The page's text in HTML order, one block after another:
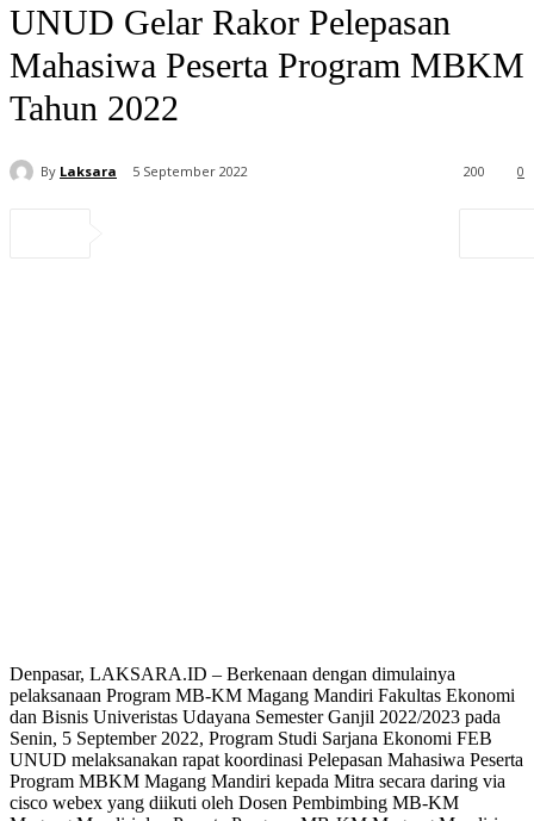
UNUD Gelar Rakor Pelepasan
Mahasiwa Peserta Program MBKM
Tahun 2022
By Laksara 5 September 2022 0
200
Denpasar, LAKSARA.ID – Berkenaan dengan dimulainya
pelaksanaan Program MB-KM Magang Mandiri Fakultas Ekonomi
dan Bisnis Univeristas Udayana Semester Ganjil 2022/2023 pada
Senin, 5 September 2022, Program Studi Sarjana Ekonomi FEB
UNUD melaksanakan rapat koordinasi Pelepasan Mahasiwa Peserta
Program MBKM Magang Mandiri kepada Mitra secara daring via
cisco webex yang diikuti oleh Dosen Pembimbing MB-KM